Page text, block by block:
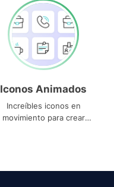
Iconos Animados
Increíbles iconos en
movimiento para crear